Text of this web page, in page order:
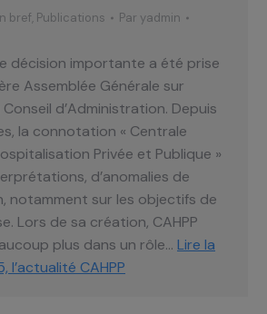
bref, Publications Par yadmin
décision importante a été prise
Assemblée Générale sur
d’Administration. Depuis
la connotation « Centrale
Privée et Publique »
d’anomalies de
notamment sur les objectifs de
Lors de sa création, CAHPP
plus dans un rôle… Lire la
l’actualité CAHPP